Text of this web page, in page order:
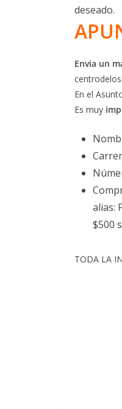
deseado.
Envia un
En el
Es muy
alias:
$500
TODA LA